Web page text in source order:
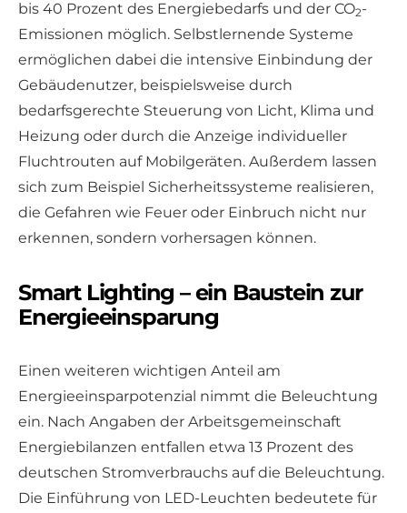
bis 40 Prozent des Energiebedarfs und der CO2-
Emissionen möglich. Selbstlernende Systeme
ermöglichen dabei die intensive Einbindung der
Gebäudenutzer, beispielsweise durch
bedarfsgerechte Steuerung von Licht, Klima und
Heizung oder durch die Anzeige individueller
Fluchtrouten auf Mobilgeräten. Außerdem lassen
sich zum Beispiel Sicherheitssysteme realisieren,
die Gefahren wie Feuer oder Einbruch nicht nur
erkennen, sondern vorhersagen können.
Smart Lighting – ein Baustein zur
Energieeinsparung
Einen weiteren wichtigen Anteil am
Energieeinsparpotenzial nimmt die Beleuchtung
ein. Nach Angaben der Arbeitsgemeinschaft
Energiebilanzen entfallen etwa 13 Prozent des
deutschen Stromverbrauchs auf die Beleuchtung.
Die Einführung von LED-Leuchten bedeutete für